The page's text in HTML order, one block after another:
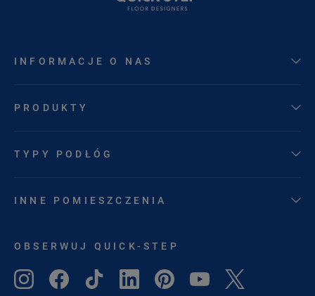
INFORMACJE O NAS
PRODUKTY
TYPY PODŁÓG
INNE POMIESZCZENIA
OBSERWUJ QUICK-STEP